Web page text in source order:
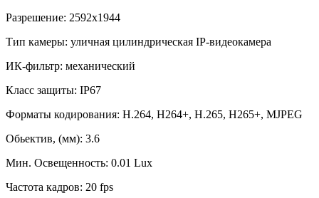
Разрешение: 2592х1944
Тип камеры: уличная цилиндрическая IP-видеокамера
ИК-фильтр: механический
Класс защиты: IP67
Форматы кодирования: H.264, H264+, H.265, H265+, MJPEG
Обьектив, (мм): 3.6
Мин. Освещенность: 0.01 Lux
Частота кадров: 20 fps